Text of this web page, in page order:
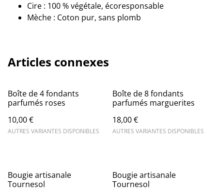
Cire : 100 % végétale, écoresponsable
Mèche : Coton pur, sans plomb
Articles connexes
Boîte de 4 fondants
parfumés roses
10,00 €
AUTRES VARIANTES DISPONIBLES
Boîte de 8 fondants
parfumés marguerites
18,00 €
AUTRES VARIANTES DISPONIBLES
Bougie artisanale
Tournesol
Bougie artisanale
Tournesol